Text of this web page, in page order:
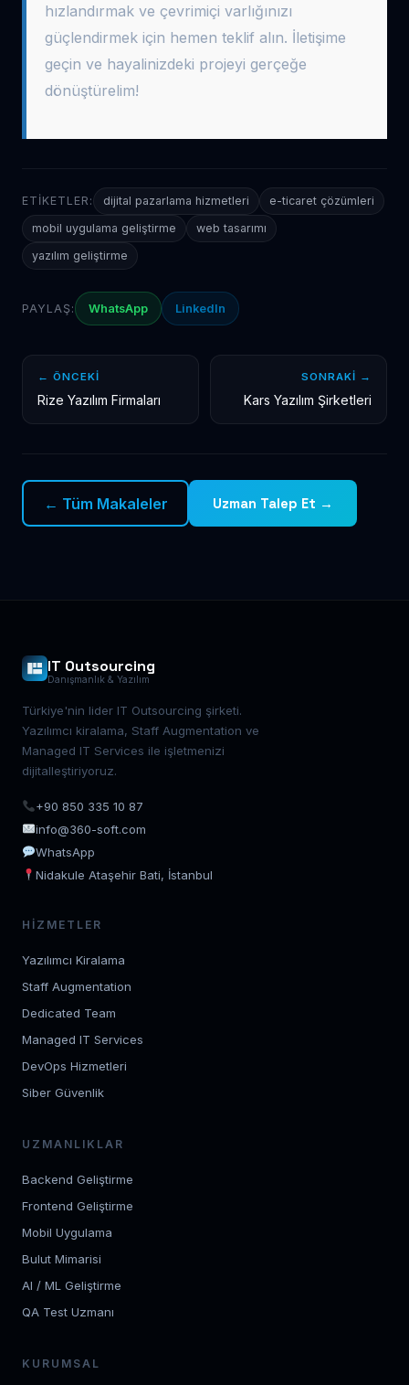
hızlandırmak ve çevrimiçi varlığınızı
güçlendirmek için hemen teklif alın. İletişime
geçin ve hayalinizdeki projeyi gerçeğe
dönüştürelim!
ETIKETLER: dijital pazarlama hizmetleri
e-ticaret çözümleri
mobil uygulama geliştirme
web tasarımı
yazılım geliştirme
PAYLAŞ: WhatsApp LinkedIn
← ÖNCEKI
Rize Yazılım Firmaları
SONRAKI →
Kars Yazılım Şirketleri
← Tüm Makaleler Uzman Talep Et →
IT Outsourcing
Danışmanlık & Yazılım
Türkiye'nin lider IT Outsourcing şirketi.
Yazılımcı kiralama, Staff Augmentation ve
Managed IT Services ile işletmenizi
dijitalleştiriyoruz.
+90 850 335 10 87
info@360-soft.com
WhatsApp
Nidakule Ataşehir Bati, İstanbul
HIZMETLER
Yazılımcı Kiralama
Staff Augmentation
Dedicated Team
Managed IT Services
DevOps Hizmetleri
Siber Güvenlik
UZMANLIKLAR
Backend Geliştirme
Frontend Geliştirme
Mobil Uygulama
Bulut Mimarisi
AI / ML Geliştirme
QA Test Uzmanı
KURUMSAL